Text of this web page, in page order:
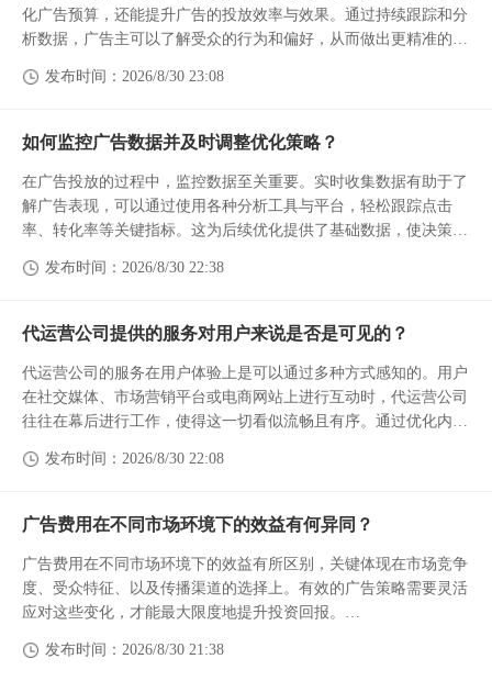
化广告预算，还能提升广告的投放效率与效果。通过持续跟踪和分
析数据，广告主可以了解受众的行为和偏好，从而做出更精准的决
跟踪广告效果能够帮助评估广告的实际表现，包括点击率、转化率
发布时间：2026/8/30 23:08
如何监控广告数据并及时调整优化策略？
在广告投放的过程中，监控数据至关重要。实时收集数据有助于了
解广告表现，可以通过使用各种分析工具与平台，轻松跟踪点击
率、转化率等关键指标。这为后续优化提供了基础数据，使决策更
通过分析受众行为，得出有价值的信息。在监控广告数据时，分析
发布时间：2026/8/30 22:38
代运营公司提供的服务对用户来说是否是可见的？
代运营公司的服务在用户体验上是可以通过多种方式感知的。用户
在社交媒体、市场营销平台或电商网站上进行互动时，代运营公司
往往在幕后进行工作，使得这一切看似流畅且有序。通过优化内
用户在平台上的感知。...
发布时间：2026/8/30 22:08
广告费用在不同市场环境下的效益有何异同？
广告费用在不同市场环境下的效益有所区别，关键体现在市场竞争
度、受众特征、以及传播渠道的选择上。有效的广告策略需要灵活
应对这些变化，才能最大限度地提升投资回报。
在众多竞争者中脱颖而出，品...
发布时间：2026/8/30 21:38